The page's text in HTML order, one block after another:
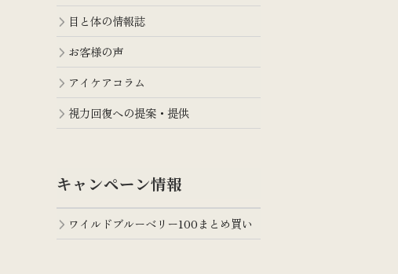
目と体の情報誌
お客様の声
アイケアコラム
視力回復への提案・提供
キャンペーン情報
ワイルドブルーベリー100まとめ買い